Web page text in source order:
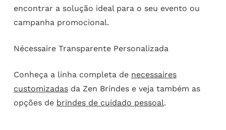
encontrar a solução ideal para o seu evento ou
campanha promocional.
Nécessaire Transparente Personalizada
Conheça a linha completa de necessaires
customizadasda Zen Brindes e veja também as
opções de brindes de cuidado pessoal.